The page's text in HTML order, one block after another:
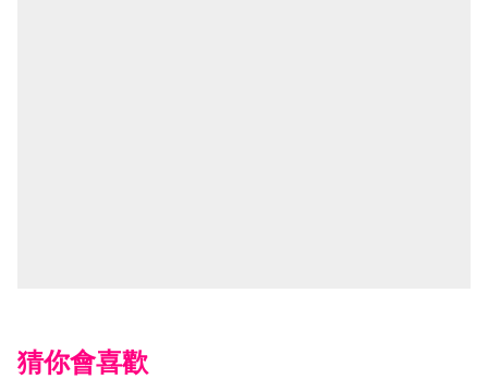
猜你會喜歡